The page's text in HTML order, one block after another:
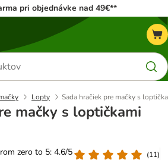
pri objednávke nad 49€**
Lopty Sada hračiek pre mačky s
mačky s loptičkami
zero to 5: 4.6/5
(11)